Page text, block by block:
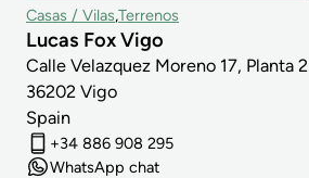
Casas / Vilas Terrenos
Lucas Fox Vigo
Calle Velazquez Moreno 17, Planta 2
36202 Vigo
Spain
+34 886 908 295
WhatsApp chat